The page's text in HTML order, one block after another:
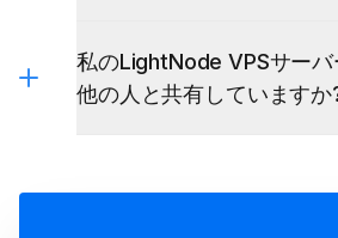
私のLightNode VPSサーバ
他の人と共有していますか